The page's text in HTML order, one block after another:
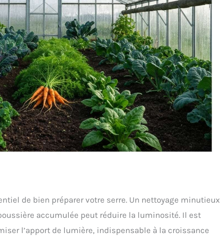
de bien préparer votre serre. Un nettoyage minutieux
accumulée peut réduire la luminosité. Il est
l’apport de lumière, indispensable à la croissance